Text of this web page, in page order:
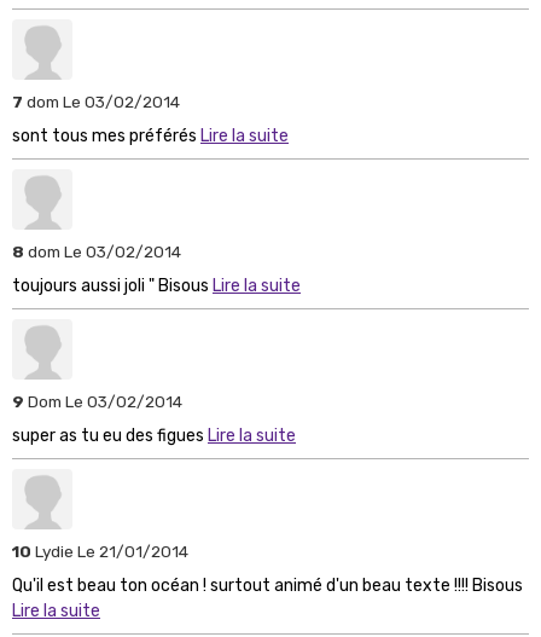
7 dom Le 03/02/2014
sont tous mes préférés Lire la suite
8 dom Le 03/02/2014
toujours aussi joli " Bisous Lire la suite
9 Dom Le 03/02/2014
super as tu eu des figues Lire la suite
10 Lydie Le 21/01/2014
Qu'il est beau ton océan ! surtout animé d'un beau texte !!!! Bisous
Lire la suite